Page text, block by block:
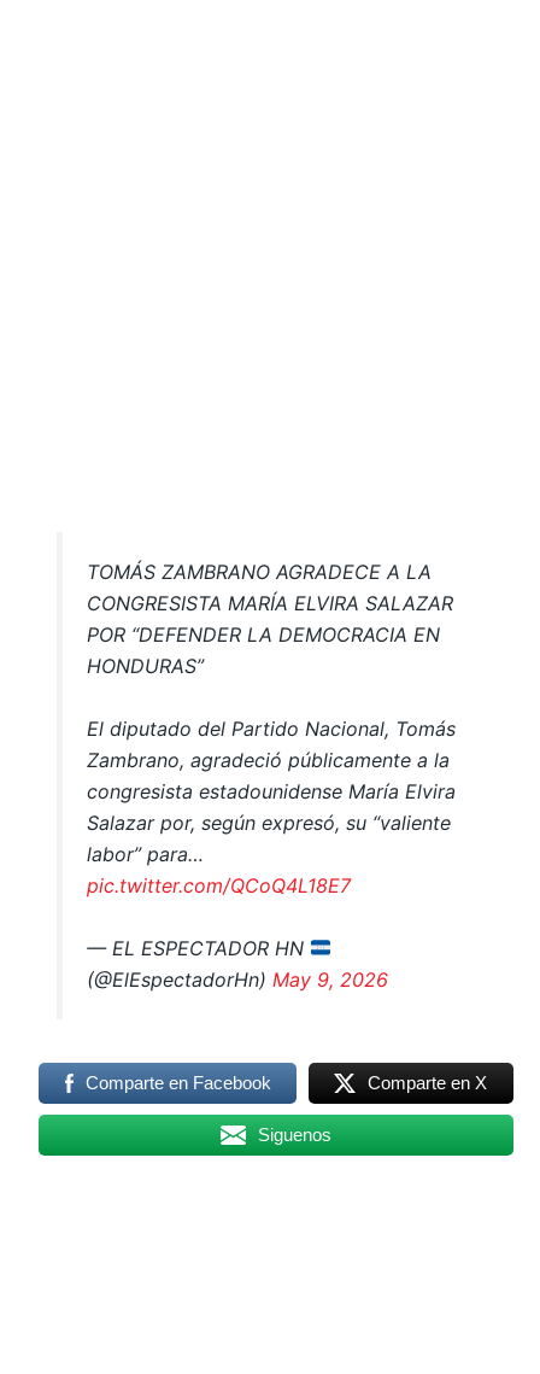
TOMÁS ZAMBRANO AGRADECE A LA
CONGRESISTA MARÍA ELVIRA SALAZAR
POR “DEFENDER LA DEMOCRACIA EN
HONDURAS”
El diputado del Partido Nacional, Tomás
Zambrano, agradeció públicamente a la
congresista estadounidense María Elvira
Salazar por, según expresó, su “valiente
labor” para…
pic.twitter.com/QCoQ4L18E7
— EL ESPECTADOR HN
(@ElEspectadorHn) May 9, 2026
Comparte en Facebook Comparte en X
Siguenos